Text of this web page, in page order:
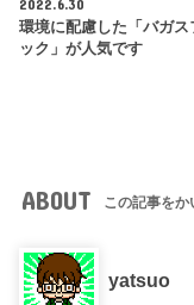
2022.6.30
環境に配慮した「バガス
ック」が人気です
ABOUT この記事をか
yatsuo